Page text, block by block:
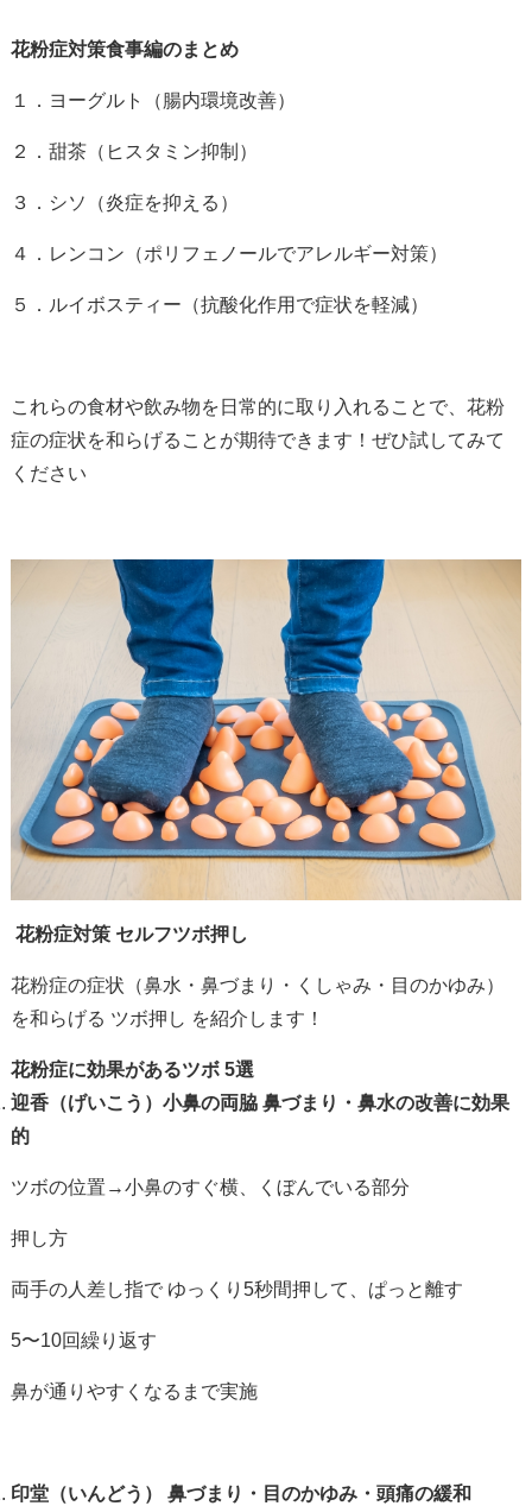
花粉症対策食事編のまとめ
１．ヨーグルト（腸内環境改善）
２．甜茶（ヒスタミン抑制）
３．シソ（炎症を抑える）
４．レンコン（ポリフェノールでアレルギー対策）
５．ルイボスティー（抗酸化作用で症状を軽減）
これらの食材や飲み物を日常的に取り入れることで、花粉
症の症状を和らげることが期待できます！ぜひ試してみて
ください
花粉症対策 セルフツボ押し
花粉症の症状（鼻水・鼻づまり・くしゃみ・目のかゆみ）
を和らげる ツボ押し を紹介します！
花粉症に効果があるツボ5選
迎香（げいこう）小鼻の両脇鼻づまり・鼻水の改善に効果
的
ツボの位置→小鼻のすぐ横、くぼんでいる部分
押し方
両手の人差し指で ゆっくり 5秒間押して、ぱっと離す
5〜10回繰り返す
鼻が通りやすくなるまで実施
印堂（いんどう） 鼻づまり・目のかゆみ・頭痛の緩和